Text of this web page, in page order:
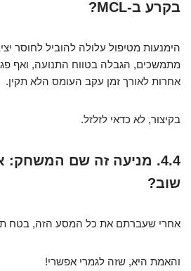
בקרע ב-MCL?
הימנעות מטיפול עלולה להוביל לחוסר
מתמשכים, הגבלה בטווח התנועה, ואף
אחרות לאורך זמן עקב העומס הלא תקין.
בקיצור, לא כדאי לזלזל.
4.4. מניעה זה שם המשחק:
שוב?
אחרי שעברתם את כל המסע הזה, בטח
והאמת היא, שזה לגמרי אפשרי!